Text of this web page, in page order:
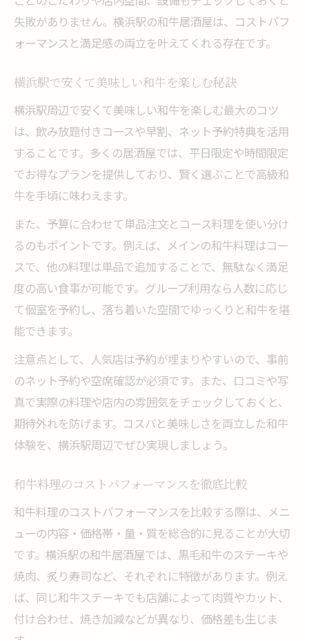
失敗がありません。横浜駅の和牛居酒屋は、コストパフ
ォーマンスと満足感の両立を叶えてくれる存在です。
横浜駅で安くて美味しい和牛を楽しむ秘訣
横浜駅周辺で安くて美味しい和牛を楽しむ最大のコツ
は、飲み放題付きコースや早割、ネット予約特典を活用
することです。多くの居酒屋では、平日限定や時間限定
でお得なプランを提供しており、賢く選ぶことで高級和
牛を手頃に味わえます。
また、予算に合わせて単品注文とコース料理を使い分け
るのもポイントです。例えば、メインの和牛料理はコー
スで、他の料理は単品で追加することで、無駄なく満足
度の高い食事が可能です。グループ利用なら人数に応じ
て個室を予約し、落ち着いた空間でゆっくりと和牛を堪
能できます。
注意点として、人気店は予約が埋まりやすいので、事前
のネット予約や空席確認が必須です。また、口コミや写
真で実際の料理や店内の雰囲気をチェックしておくと、
期待外れを防げます。コスパと美味しさを両立した和牛
体験を、横浜駅周辺でぜひ実現しましょう。
和牛料理のコストパフォーマンスを徹底比較
和牛料理のコストパフォーマンスを比較する際は、メニ
ューの内容・価格帯・量・質を総合的に見ることが大切
です。横浜駅の和牛居酒屋では、黒毛和牛のステーキや
焼肉、炙り寿司など、それぞれに特徴があります。例え
ば、同じ和牛ステーキでも店舗によって肉質やカット、
付け合わせ、焼き加減などが異なり、価格差も生じま